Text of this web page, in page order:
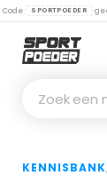
Code SPORTPOEDER
Zoek een
KENNISBANK